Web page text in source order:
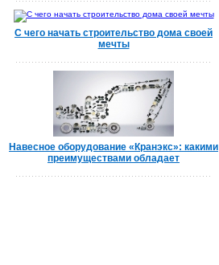
С чего начать строительство дома своей
мечты
Навесное оборудование «Кранэкс»: какими
преимуществами обладает